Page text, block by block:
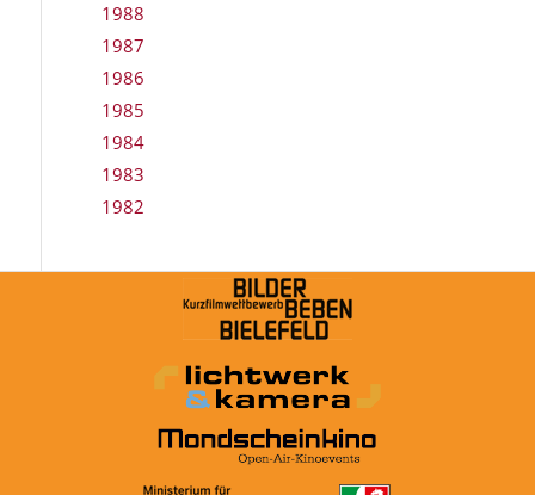
1988
1987
1986
1985
1984
1983
1982